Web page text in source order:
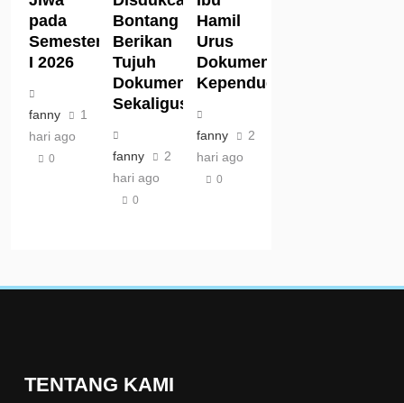
pada
Semester
I 2026
fanny
1
hari ago
0
Bontang
Berikan
Tujuh
Dokumen
Sekaligus
fanny
2
hari ago
0
Hamil
Urus
Dokumen
Kependudukan
fanny
2
hari ago
0
TENTANG KAMI